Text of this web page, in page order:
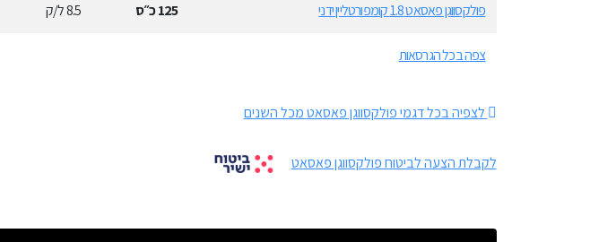
פולקסווגן פאסאט 1.8 קומפורטליין ידני 125כ״ס 8.5ל/ק
צפה בכל הגרסאות
לצפיה בכל דגמי פולקסווגן פאסאט מכל השנים
לקבלת הצעה לביטוח פולקסווגן פאסאט